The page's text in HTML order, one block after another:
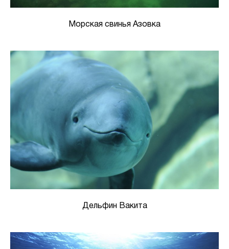
Морская свинья Азовка
Дельфин Вакита